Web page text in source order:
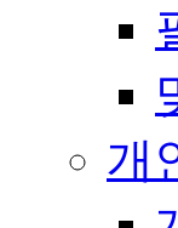
개